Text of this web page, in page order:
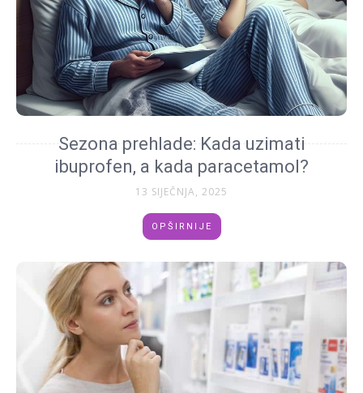
Sezona prehlade: Kada uzimati
ibuprofen, a kada paracetamol?
13 SIJEČNJA, 2025
OPŠIRNIJE